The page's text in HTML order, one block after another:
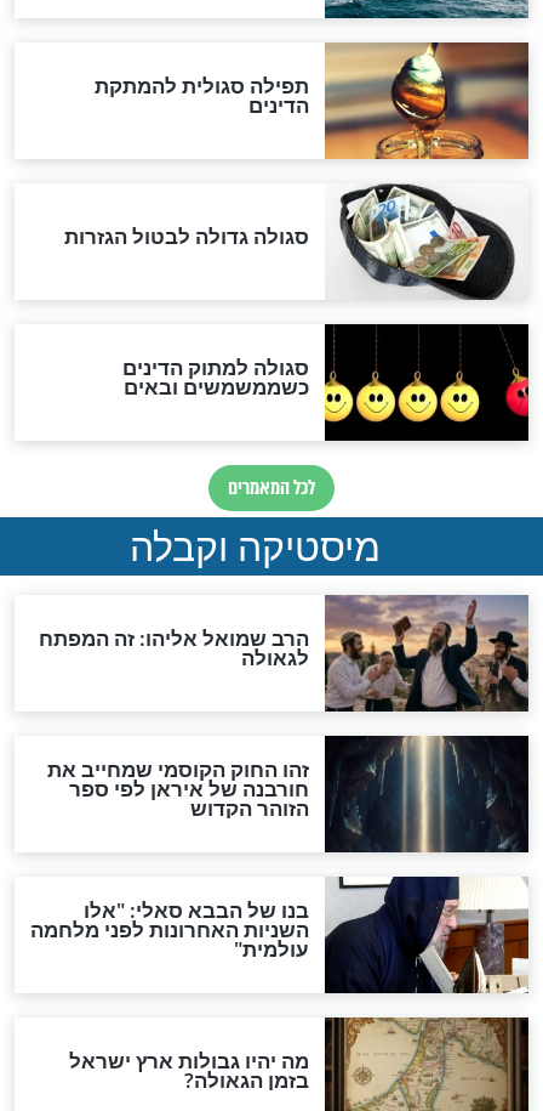
"מודה לקב"ה על כל השנים"
לכל המאמרים
אחרית הימים
האם אפשר לחשב את הקץ?
מה יהיה בימות המשיח?
"לפני הגאולה תהיה אפיקורסות
והכחשה גדולה מאוד של
האמונה"
האם לאחר בוא המשיח יהיה
אפשר לחזור בתשובה?